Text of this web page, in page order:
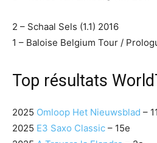
2 – Schaal Sels (1.1) 2016
1 – Baloise Belgium Tour /
Top résultats
2025 Omloop Het Nieuwsblad –
2025 E3 Saxo Classic – 15e